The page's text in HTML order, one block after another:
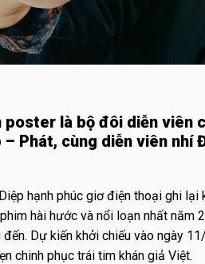
là bộ đôi diễn viên
– Phát, cùng diễn viên
hạnh phúc giơ điện thoại ghi
hài hước và nổi loạn nhất năm
Dự kiến khởi chiếu vào ngày
chinh phục trái tim khán giả Việt.